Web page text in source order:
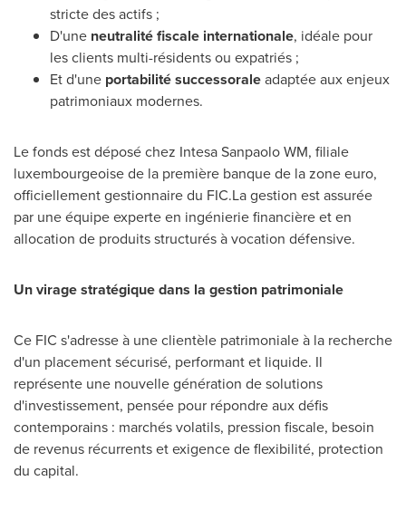
stricte des actifs ;
D'une neutralité fiscale internationale, idéale pour
les clients multi-résidents ou expatriés ;
Et d'une portabilité successoraleadaptée aux enjeux
patrimoniaux modernes.
Le fonds est déposé chez Intesa Sanpaolo WM, filiale
luxembourgeoise de la première banque de la zone euro,
officiellement gestionnaire du FIC.La gestion est assurée
par une équipe experte en ingénierie financière et en
allocation de produits structurés à vocation défensive.
Un virage stratégique dans la gestion patrimoniale
Ce FIC s'adresse à une clientèle patrimoniale à la recherche
d'un placement sécurisé, performant et liquide. Il
représente une nouvelle génération de solutions
d'investissement, pensée pour répondre aux défis
contemporains : marchés volatils, pression fiscale, besoin
de revenus récurrents et exigence de flexibilité, protection
du capital.